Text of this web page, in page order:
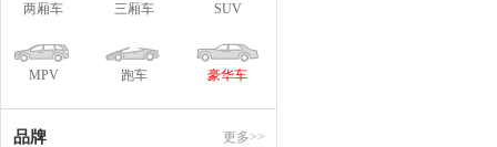
两厢车 三厢车 SUV
MPV 跑车 豪华车
品牌 更多>>